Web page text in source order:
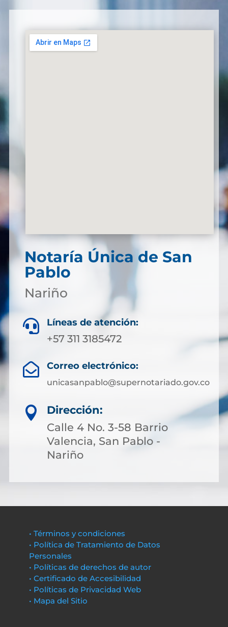
Notaría Única de San
Pablo
Nariño
 Líneas de atención:
+57 311 3185472
 Correo electrónico:
unicasanpablo@supernotariado.gov.co

Dirección:
Calle 4 No. 3-58 Barrio
Valencia, San Pablo -
Nariño
• Términos y condiciones
• Política de Tratamiento de Datos
Personales
• Políticas de derechos de autor
• Certificado de Accesibilidad
• Políticas de Privacidad Web
• Mapa del Sitio